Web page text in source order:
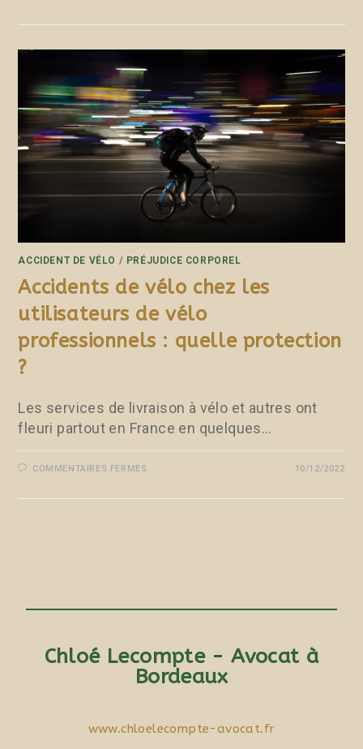
ACCIDENT DE VÉLO / PRÉJUDICE CORPOREL
Accidents de vélo chez les
utilisateurs de vélo
professionnels : quelle protection
?
Les services de livraison à vélo et autres ont
fleuri partout en France en quelques…
COMMENTAIRES FERMÉS 10/12/2022
Chloé Lecompte - Avocat à
Bordeaux
www.chloelecompte-avocat.fr